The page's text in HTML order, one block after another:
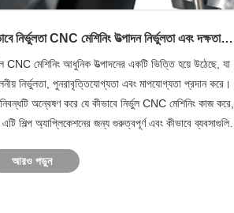
নির্ভুলতা CNC মেশিনিং উত্পাদন নির্ভুলতা এবং দক্ষতা
CNC মেশিনিং আধুনিক উত্পাদনের একটি ভিত্তি হয়ে উঠেছে, যা
নির্ভুলতা, পুনরাবৃত্তিযোগ্যতা এবং মাপযোগ্যতা প্রদান করে।
অন্বেষণ করে যে কীভাবে নির্ভুল CNC মেশিনিং কাজ করে,
শিল্প অ্যাপ্লিকেশনের জন্য গুরুত্বপূর্ণ এবং কীভাবে ব্যবসাগুলি
আরও পড়ুন